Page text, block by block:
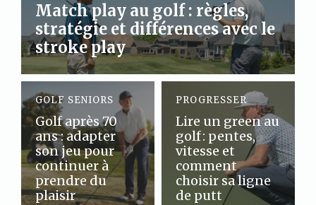
Match play au golf : règles,
stratégie et différences avec le
stroke play
GOLF SENIORS
Golf après 70
ans : adapter
son jeu pour
continuer à
prendre du
plaisir
PROGRESSER
Lire un green au
golf : pentes,
vitesse et
comment
choisir sa ligne
de putt